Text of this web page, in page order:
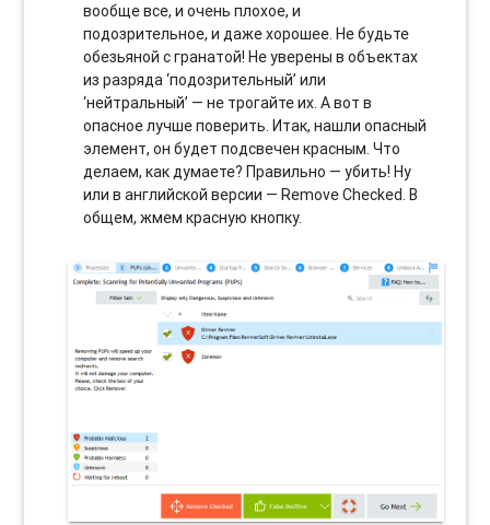
вообще все, и очень плохое, и
подозрительное, и даже хорошее. Не будьте
обезьяной с гранатой! Не уверены в объектах
из разряда ‘подозрительный’ или
‘нейтральный’ — не трогайте их. А вот в
опасное лучше поверить. Итак, нашли опасный
элемент, он будет подсвечен красным. Что
делаем, как думаете? Правильно — убить! Ну
или в английской версии — Remove Checked. В
общем, жмем красную кнопку.